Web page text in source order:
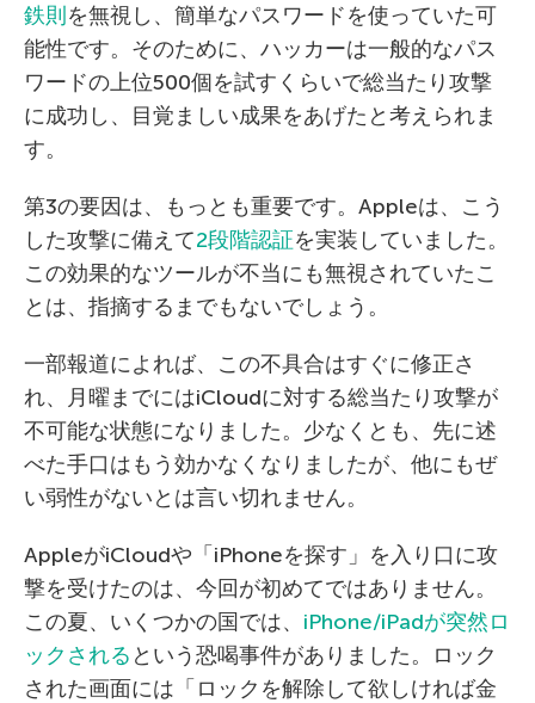
鉄則 を無視し、簡単なパスワードを使っていた可
能性です。そのために、ハッカーは一般的なパス
ワードの上位500個を試すくらいで総当たり攻撃
に成功し、目覚ましい成果をあげたと考えられま
す。
第3の要因は、もっとも重要です。Appleは、こう
した攻撃に備えて2段階認証を実装していました。
この効果的なツールが不当にも無視されていたこ
とは、指摘するまでもないでしょう。
一部報道によれば、この不具合はすぐに修正さ
れ、月曜までにはiCloudに対する総当たり攻撃が
不可能な状態になりました。少なくとも、先に述
べた手口はもう効かなくなりましたが、他にもぜ
い弱性がないとは言い切れません。
AppleがiCloudや「iPhoneを探す」を入り口に攻
撃を受けたのは、今回が初めてではありません。
この夏、いくつかの国では、 iPhone/iPadが突然ロ
ックされる という恐喝事件がありました。ロック
された画面には「ロックを解除して欲しければ金